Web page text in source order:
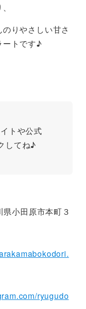
りやさしい甘さ
ートです♪
トや公式
してね♪
小田原市本町３
ryugudo